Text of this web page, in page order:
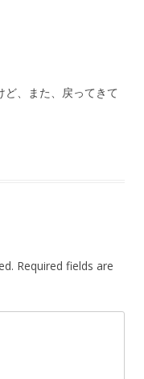
、また、戻ってきて
Required fields are